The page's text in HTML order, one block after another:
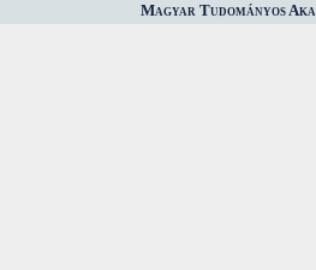
Magyar Tudományos